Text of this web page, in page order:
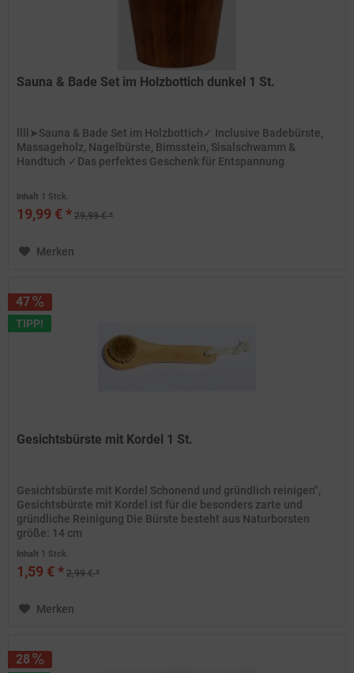
Sauna & Bade Set im Holzbottich dunkel 1 St.
llll➤Sauna & Bade Set im Holzbottich✓ Inclusive Badebürste,
Massageholz, Nagelbürste, Bimsstein, Sisalschwamm &
Handtuch ✓Das perfektes Geschenk für Entspannung
Inhalt 1 Stck.
19,99 € * 29,99 € *
Merken
47
TIPP!
Gesichtsbürste mit Kordel 1 St.
Gesichtsbürste mit Kordel Schonend und gründlich reinigen",
Gesichtsbürste mit Kordel ist für die besonders zarte und
gründliche Reinigung Die Bürste besteht aus Naturborsten
größe: 14 cm
Inhalt 1 Stck.
1,59 € * 2,99 € *
Merken
28